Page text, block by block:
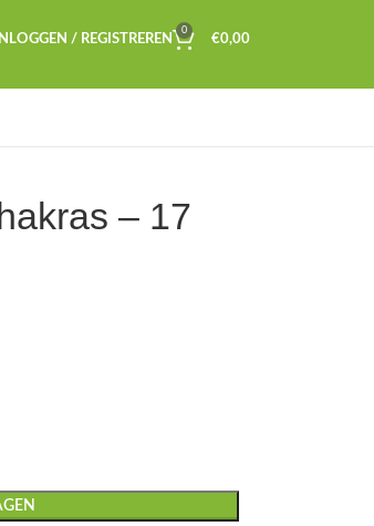
INLOGGEN / REGISTREREN
0
€0,00
– 17